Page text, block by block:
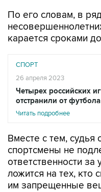
По его словам, в
карается сроками
СПОРТ
26 апреля 2023
Четырех российских
отстранили от
Читать подробнее
Вместе с тем, судья
спортсмены не
ответственности за
ложится на тех, кто
им запрещенные